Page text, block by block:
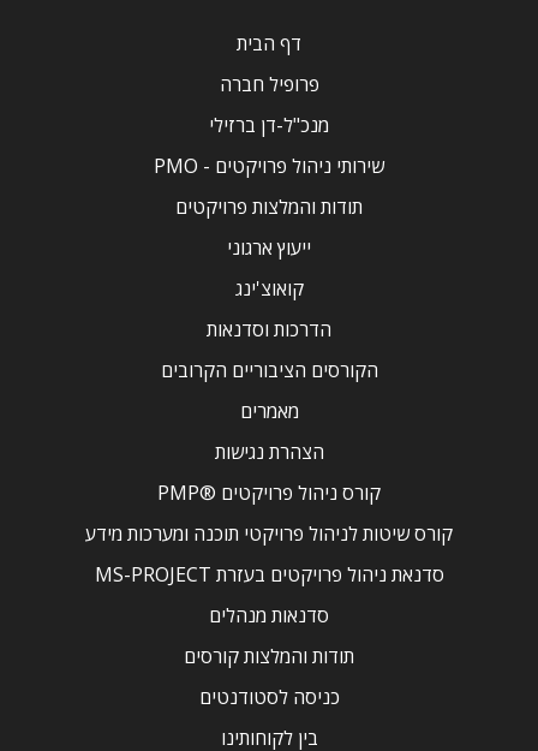
דף הבית
פרופיל חברה
מנכ"ל-דן ברזילי
שירותי ניהול פרויקטים - PMO
תודות והמלצות פרויקטים
ייעוץ ארגוני
קואוצ'ינג
הדרכות וסדנאות
הקורסים הציבוריים הקרובים
מאמרים
הצהרת נגישות
קורס ניהול פרויקטים ®PMP
קורס שיטות לניהול פרויקטי תוכנה ומערכות מידע
סדנאת ניהול פרויקטים בעזרת MS-PROJECT
סדנאות מנהלים
תודות והמלצות קורסים
כניסה לסטודנטים
בין לקוחותינו